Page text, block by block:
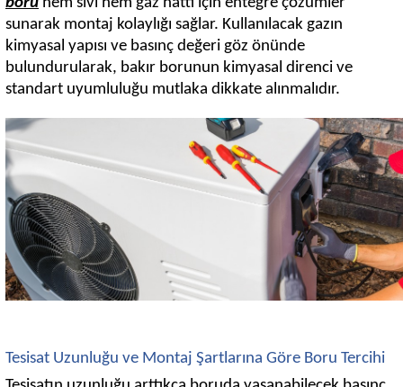
sunarak montaj kolaylığı sağlar. Kullanılacak gazın
kimyasal yapısı ve basınç değeri göz önünde
bulundurularak, bakır borunun kimyasal direnci ve
standart uyumluluğu mutlaka dikkate alınmalıdır.
Tesisat Uzunluğu ve Montaj Şartlarına Göre Boru Tercihi